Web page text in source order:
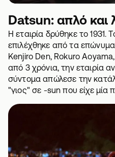
Datsun: απλό και
Η εταιρία δρύθηκε το 1931.
επιλέχθηκε από τα
Kenjiro Den, Rokuro
από 3 χρόνια, την εταιρία
σύντομα απώλεσε την
"γιος" σε -sun που είχε μία